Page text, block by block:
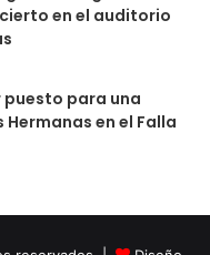
en el auditorio
para una
en el Falla